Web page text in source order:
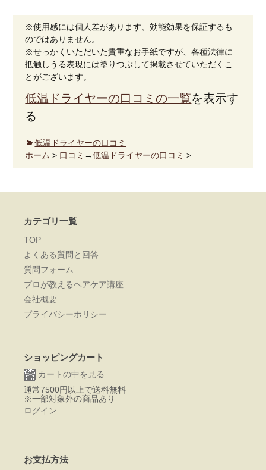
※使用感には個人差があります。効能効果を保証するも
のではありません。
※せっかくいただいた貴重なお手紙ですが、各種法律に
抵触しうる表現には塗りつぶして掲載させていただくこ
とがございます。
低温ドライヤーの口コミの一覧を表示す
る
低温ドライヤーの口コミ
ホーム > 口コミ →低温ドライヤーの口コミ >
カテゴリ一覧
TOP
よくある質問と回答
質問フォーム
プロが教えるヘアケア講座
会社概要
プライバシーポリシー
ショッピングカート
カートの中を見る
通常7500円以上で送料無料
※一部対象外の商品あり
ログイン
お支払方法